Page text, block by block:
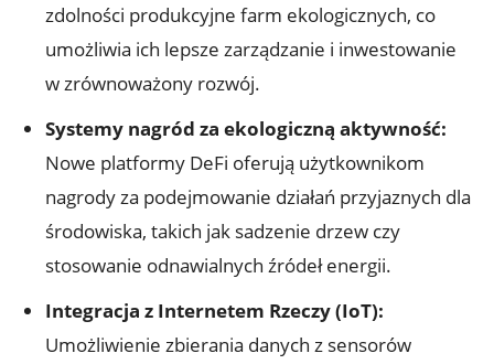
zdolności produkcyjne farm ekologicznych, co
umożliwia ich lepsze zarządzanie i inwestowanie
w zrównoważony rozwój.
Systemy nagród za ekologiczną aktywność:
Nowe platformy DeFi oferują użytkownikom
nagrody za podejmowanie działań przyjaznych dla
środowiska, takich jak sadzenie drzew czy⁢
stosowanie odnawialnych źródeł‍ energii.
Integracja z Internetem Rzeczy (IoT):
Umożliwienie zbierania danych z sensorów